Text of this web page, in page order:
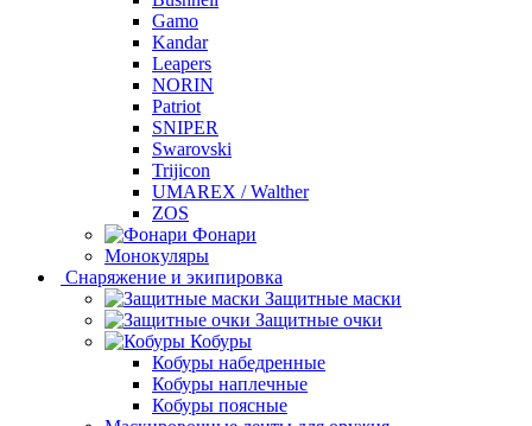
Gamo
Kandar
Leapers
NORIN
Patriot
SNIPER
Swarovski
Trijicon
UMAREX / Walther
ZOS
Фонари
Монокуляры
Снаряжение и экипировка
Защитные маски
Защитные очки
Кобуры
Кобуры набедренные
Кобуры наплечные
Кобуры поясные